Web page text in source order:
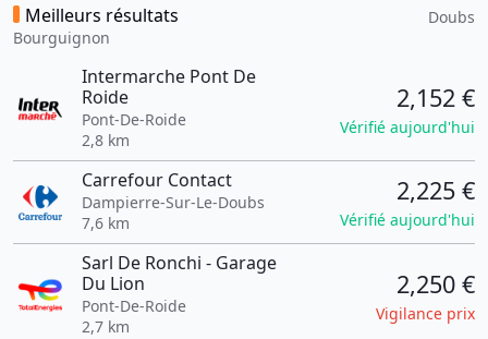
Meilleurs résultats
Bourguignon
Doubs
Intermarche Pont De
Roide
Pont-De-Roide
2,8 km
2,152 €
Vérifié aujourd'hui
Carrefour Contact
Dampierre-Sur-Le-Doubs
7,6 km
2,225 €
Vérifié aujourd'hui
Sarl De Ronchi - Garage
Du Lion
Pont-De-Roide
2,7 km
2,250 €
Vigilance prix